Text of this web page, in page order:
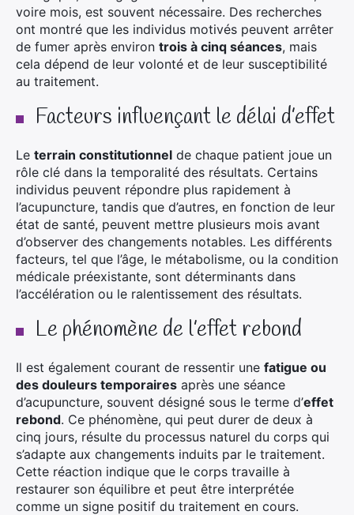
voire mois, est souvent nécessaire. Des recherches
ont montré que les individus motivés peuvent arrêter
de fumer après environ trois à cinq séances, mais
cela dépend de leur volonté et de leur susceptibilité
au traitement.
Facteurs influençant le délai d’effet
Le terrain constitutionnel de chaque patient joue un
rôle clé dans la temporalité des résultats. Certains
individus peuvent répondre plus rapidement à
l’acupuncture, tandis que d’autres, en fonction de leur
état de santé, peuvent mettre plusieurs mois avant
d’observer des changements notables. Les différents
facteurs, tel que l’âge, le métabolisme, ou la condition
médicale préexistante, sont déterminants dans
l’accélération ou le ralentissement des résultats.
Le phénomène de l’effet rebond
Il est également courant de ressentir une fatigue ou
des douleurs temporaires après une séance
d’acupuncture, souvent désigné sous le terme d’effet
rebond. Ce phénomène, qui peut durer de deux à
cinq jours, résulte du processus naturel du corps qui
s’adapte aux changements induits par le traitement.
Cette réaction indique que le corps travaille à
restaurer son équilibre et peut être interprétée
comme un signe positif du traitement en cours.